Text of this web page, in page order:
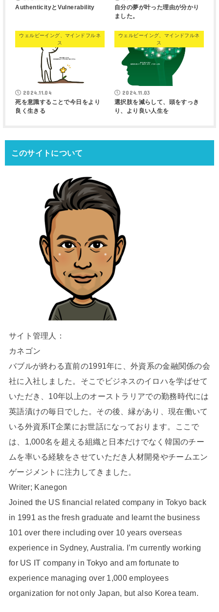
AuthenticityとVulnerability
自分の夢が叶った理由が分かり
ました。
ウェルビーイング、マインドフルネ
ス
2024.11.04
死を意識することで今日をより
良く生きる
ウェルビーイング、マインドフルネ
ス
2024.11.03
選択肢を減らして、頭をすっき
り、より良い人生を
このサイトについて
サイト管理人：
カネゴン
バブルが終わる直前の1991年に、外資系の金融関係の会
社に入社しました。そこでビジネスのイロハを学ばせて
いただき、10年以上のオーストラリアでの勤務時代には
英語漬けの毎日でした。その後、縁があり、現在働いて
いる外資系IT企業にお世話になっております。ここで
は、1,000名を超える組織と日本だけでなく韓国のチー
ムを率いる経験をさせていただき人材開発やチームエン
ゲージメントに注力してきました。
Writer; Kanegon
Joined the US financial related company in Tokyo back
in 1991 as the fresh graduate and learnt the business
101 over there including over 10 years overseas
experience in Sydney, Australia. I’m currently working
for US IT company in Tokyo and am fortunate to
experience managing over 1,000 employees
organization for not only Japan, but also Korea team.